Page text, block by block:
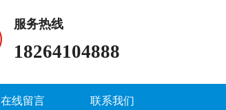
服务热线
18264104888
在线留言 联系我们